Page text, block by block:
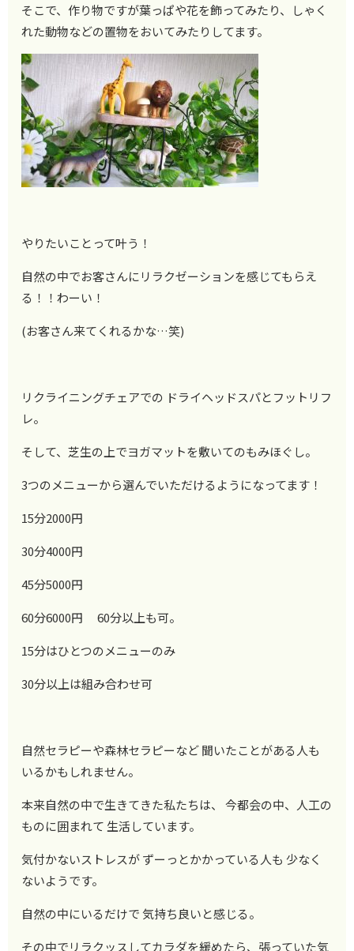
そこで、作り物ですが葉っぱや花を飾ってみたり、しゃく
れた動物などの置物をおいてみたりしてます。
やりたいことって叶う！
自然の中でお客さんにリラクゼーションを感じてもらえ
る！！わーい！
(お客さん来てくれるかな…笑)
リクライニングチェアでの ドライヘッドスパとフットリフ
レ。
そして、芝生の上でヨガマットを敷いてのもみほぐし。
3つのメニューから選んでいただけるようになってます！
15分2000円
30分4000円
45分5000円
60分6000円 60分以上も可。
15分はひとつのメニューのみ
30分以上は組み合わせ可
自然セラピーや森林セラピーなど 聞いたことがある人も
いるかもしれません。
本来自然の中で生きてきた私たちは、 今都会の中、人工の
ものに囲まれて 生活しています。
気付かないストレスが ずーっとかかっている人も 少なく
ないようです。
自然の中にいるだけで 気持ち良いと感じる。
その中でリラクッスしてカラダを緩めたら、張っていた気